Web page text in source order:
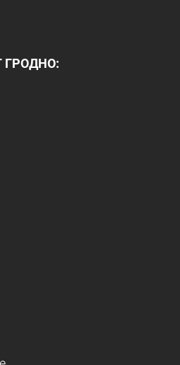
ГРОДНО: